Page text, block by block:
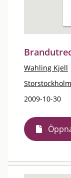
Wahling Kjell
2009-10-30